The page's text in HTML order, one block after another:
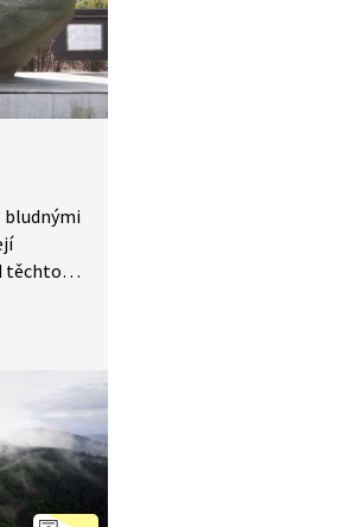
bludnými
těchto